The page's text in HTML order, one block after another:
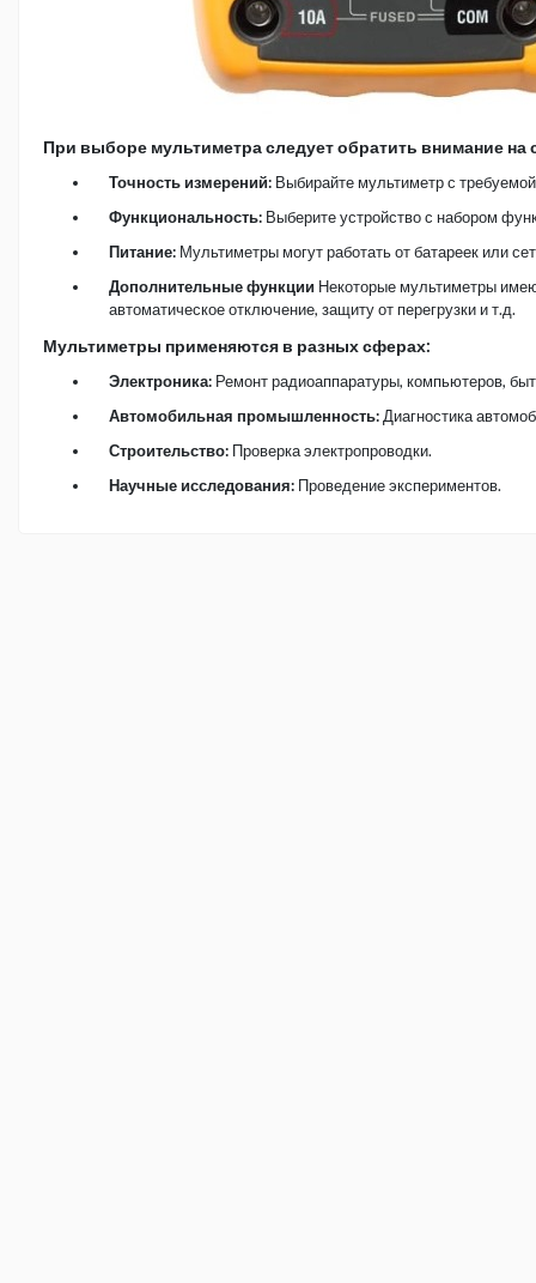
При выборе мультиметра следует обратить внимание
Точность измерений: Выбирайте мультиметр с
Функциональность: Выберите устройство с набором
Питание: Мультиметры могут работать от батареек или
Дополнительные функции Некоторые мультиметры
автоматическое отключение, защиту от перегрузки и т.д.
Мультиметры применяются в разных сферах:
Электроника: Ремонт радиоаппаратуры, компьютеров,
Автомобильная промышленность: Диагностика
Строительство: Проверка электропроводки.
Научные исследования: Проведение экспериментов.